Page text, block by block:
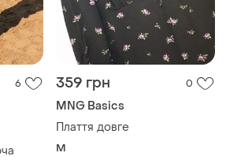
6
359 грн 0
MNG Basics
Плаття довге
M